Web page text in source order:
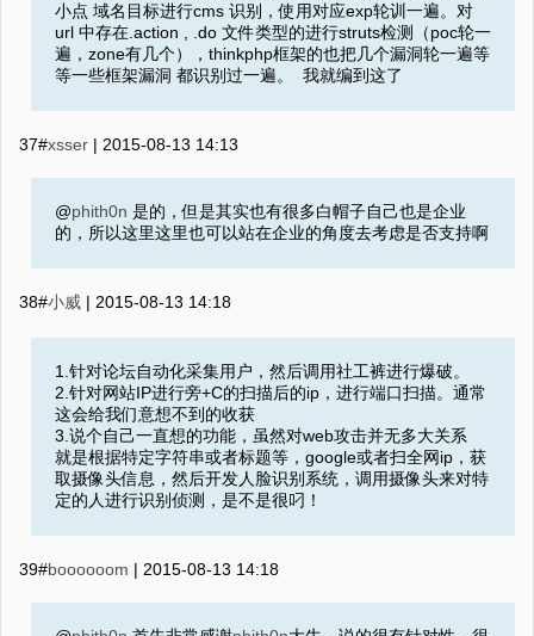
小点 域名目标进行cms 识别，使用对应exp轮训一遍。对
url 中存在.action , .do 文件类型的进行struts检测（poc轮一
遍，zone有几个），thinkphp框架的也把几个漏洞轮一遍等
等一些框架漏洞 都识别过一遍。 我就编到这了
37#xsser | 2015-08-13 14:13
@phith0n 是的，但是其实也有很多白帽子自己也是企业
的，所以这里这里也可以站在企业的角度去考虑是否支持啊
38#小威 | 2015-08-13 14:18
1.针对论坛自动化采集用户，然后调用社工裤进行爆破。
2.针对网站IP进行旁+C的扫描后的ip，进行端口扫描。通常
这会给我们意想不到的收获
3.说个自己一直想的功能，虽然对web攻击并无多大关系
就是根据特定字符串或者标题等，google或者扫全网ip，获
取摄像头信息，然后开发人脸识别系统，调用摄像头来对特
定的人进行识别侦测，是不是很叼！
39#boooooom | 2015-08-13 14:18